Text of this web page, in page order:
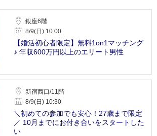
銀座6階
8/9(日) 10:00
【婚活初心者限定】無料1on1マッチング
♪ 年収600万円以上のエリート男性
新宿西口/11階
8/9(日) 10:30
＼初めての参加でも安心！27歳まで限定
／ 10月までにお付き合いをスタートした
い